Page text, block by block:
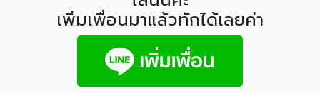
เพิ่มเพื่อนมาแล้วทักได้เลยค่า